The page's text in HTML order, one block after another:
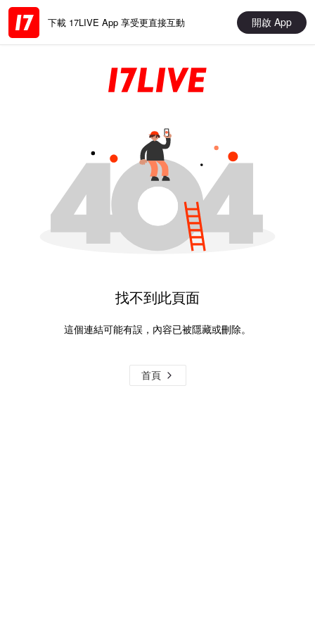
下載 17LIVE App 享受更直接互動 開啟 App
找不到此頁面
這個連結可能有誤，內容已被隱藏或刪除。
首頁